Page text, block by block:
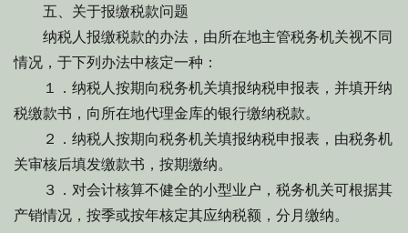
五、关于报缴税款问题
纳税人报缴税款的办法，由所在地主管税务机关视不同
情况，于下列办法中核定一种：
１．纳税人按期向税务机关填报纳税申报表，并填开纳
税缴款书，向所在地代理金库的银行缴纳税款。
２．纳税人按期向税务机关填报纳税申报表，由税务机
关审核后填发缴款书，按期缴纳。
３．对会计核算不健全的小型业户，税务机关可根据其
产销情况，按季或按年核定其应纳税额，分月缴纳。